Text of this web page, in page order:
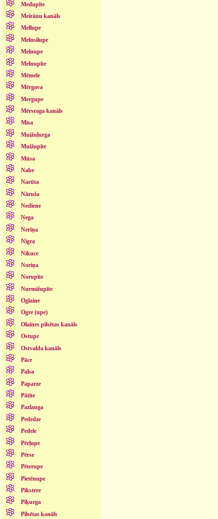
Medupīte
Meirānu kanāls
Mellupe
Melnsilupe
Melnupe
Melnupīte
Mēmele
Mērgava
Mergupe
Mērsraga kanāls
Misa
Muižuļurga
Muižupīte
Mūsa
Nabe
Narūta
Nāruža
Nediene
Ņega
Neriņa
Nigra
Nikuce
Noriņa
Norupīte
Nurmižupīte
Oglaine
Ogre (upe)
Olaines pilsētas kanāls
Ostupe
Ostvalda kanāls
Pāce
Palsa
Paparze
Pātīte
Pazlauga
Pededze
Pedele
Pērļupe
Pērse
Pēterupe
Pietēnupe
Pikstere
Piķurga
Pilsētas kanāls